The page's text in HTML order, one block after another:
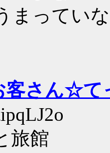
まってい
客さん☆て
旅館